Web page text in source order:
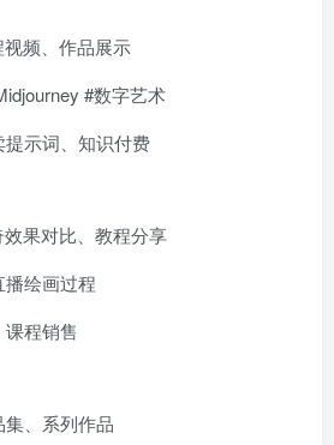
频、作品展示
#数字艺术
示词、知识付费
果对比、教程分享
绘画过程
程销售
、系列作品